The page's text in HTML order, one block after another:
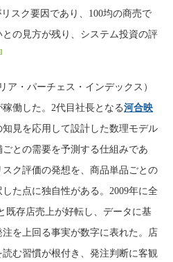
スク要因であり、100均の商売で
の見方が残り、システム投資の評
ア・パーチェス・インデックス）
働した。2代目社長となる河合映
見を応用して設計した数理モデル
との需要を予測する仕組みであ
ク評価の発想を、商品単品ごとの
た点に独自性がある。2009年に全
既存店売上が好転し、データに基
を上回る事実が数字に表れた。店
む習慣が根付き、発注判断に客観